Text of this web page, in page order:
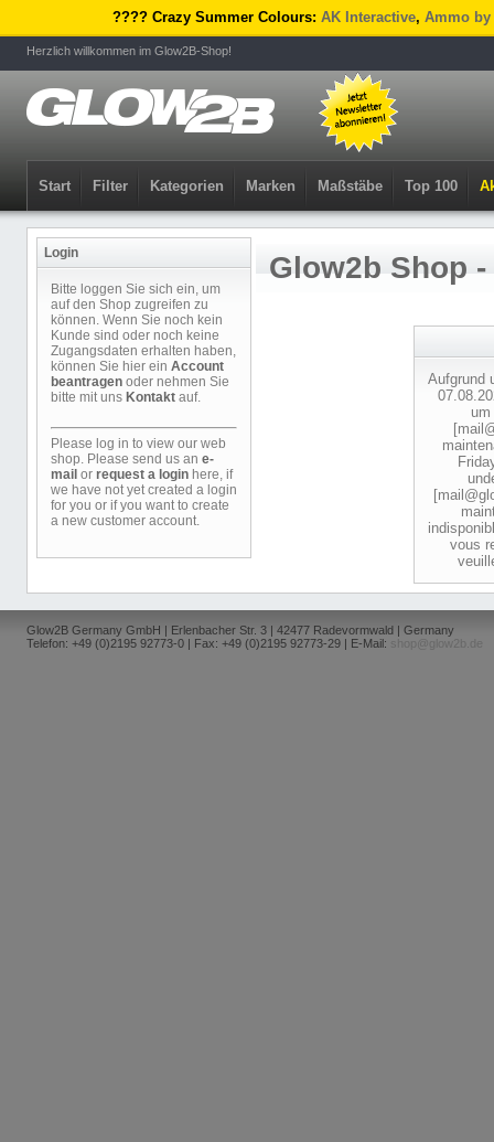
????️ Crazy Summer Colours: AK Interactive, Ammo
Herzlich willkommen im Glow2B-Shop!
Start Filter Kategorien Marken Maßstäbe Top 100
Login
Bitte loggen Sie sich ein, um
auf den Shop zugreifen zu
können. Wenn Sie noch kein
Kunde sind oder noch keine
Zugangsdaten erhalten haben,
können Sie hier ein Account
beantragen oder nehmen Sie
bitte mit uns Kontakt auf.
Please log in to view our web
shop. Please send us an e-
mail or request a login here, if
we have not yet created a login
for you or if you want to create
a new customer account.
Glow2b Shop
Aufgrund
vous
Glow2B Germany GmbH | Erlenbacher Str. 3 | 42477 Radevormwald | Germany
Telefon: +49 (0)2195 92773-0 | Fax: +49 (0)2195 92773-29 | E-Mail:
shop@glow2b.de